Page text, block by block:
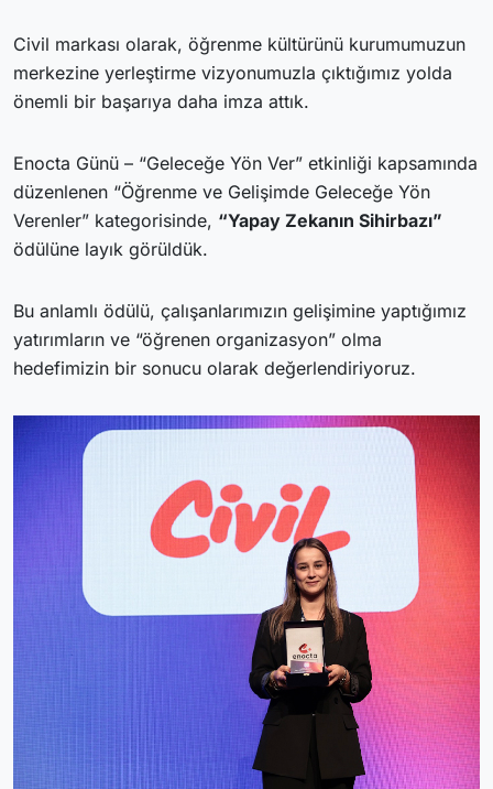
Civil markası olarak, öğrenme kültürünü kurumumuzun
merkezine yerleştirme vizyonumuzla çıktığımız yolda
önemli bir başarıya daha imza attık.
Enocta Günü – “Geleceğe Yön Ver” etkinliği kapsamında
düzenlenen “Öğrenme ve Gelişimde Geleceğe Yön
Verenler” kategorisinde, “Yapay Zekanın Sihirbazı”
ödülüne layık görüldük.
Bu anlamlı ödülü, çalışanlarımızın gelişimine yaptığımız
yatırımların ve “öğrenen organizasyon” olma
hedefimizin bir sonucu olarak değerlendiriyoruz.